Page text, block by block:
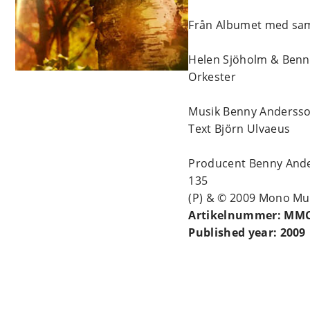
Från Albumet med
Helen Sjöholm &
Orkester
Musik Benny
Text Björn Ulvaeus
Producent Benny
135
(P) & © 2009 Mono
Artikelnummer:
Published year: 2009